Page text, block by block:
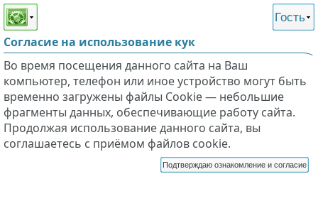
Этот сайт поддерживает
слабовидящих
Гость
Согласие на использование кук
Во время посещения данного сайта на Ваш
компьютер, телефон или иное устройство могут быть
временно загружены файлы Cookie — небольшие
фрагменты данных, обеспечивающие работу сайта.
Продолжая использование данного сайта, вы
соглашаетесь с приёмом файлов cookie.
Подтверждаю ознакомление и согласие